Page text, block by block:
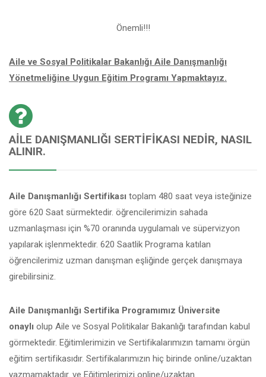
Önemli!!!
Aile ve Sosyal Politikalar Bakanlığı Aile Danışmanlığı
Yönetmeliğine Uygun Eğitim Programı Yapmaktayız.
AILE DANIŞMANLIĞI SERTIFIKASI NEDIR, NASIL
ALINIR.
Aile Danışmanlığı Sertifikası toplam 480 saat veya isteğinize
göre 620 Saat sürmektedir. öğrencilerimizin sahada
uzmanlaşması için %70 oranında uygulamalı ve süpervizyon
yapılarak işlenmektedir. 620 Saatlik Programa katılan
öğrencilerimiz uzman danışman eşliğinde gerçek danışmaya
girebilirsiniz.
Aile Danışmanlığı Sertifika Programımız Üniversite
onaylı olup Aile ve Sosyal Politikalar Bakanlığı tarafından kabul
görmektedir. Eğitimlerimizin ve Sertifikalarımızın tamamı örgün
eğitim sertifikasıdır. Sertifikalarımızın hiç birinde online/uzaktan
yazmamaktadır. ve Eğitimlerimizi online/uzaktan